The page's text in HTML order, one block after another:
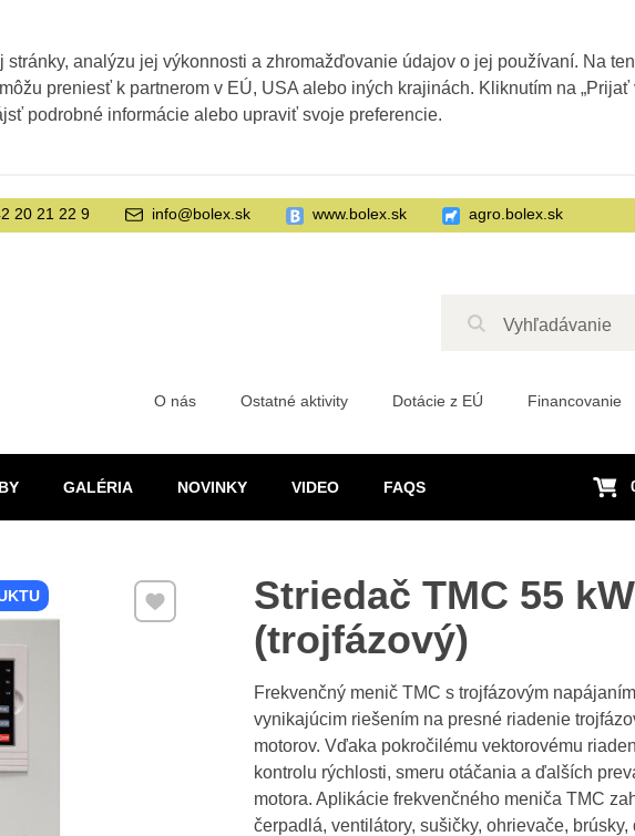
GALÉRIA NOVINKY VIDEO FAQS
O nás Ostatné aktivity Dotácie z EÚ Financovanie
20 21 22 9 info@bolex.sk www.bolex.sk agro.bolex.sk
Striedač TMC 55 kW
(trojfázový)
Frekvenčný menič TMC s trojfázovým
vynikajúcim riešením na presné riadenie
motorov. Vďaka pokročilému vektorovému
kontrolu rýchlosti, smeru otáčania a ďalších
motora. Aplikácie frekvenčného meniča TMC
čerpadlá, ventilátory, sušičky, ohrievače, brúsky,
Pridať k Obľúbeným
analýzu jej výkonnosti a zhromažďovanie údajov o jej používaní. Na
preniesť k partnerom v EÚ, USA alebo iných krajinách. Kliknutím na „Prijať
podrobné informácie alebo upraviť svoje preferencie.